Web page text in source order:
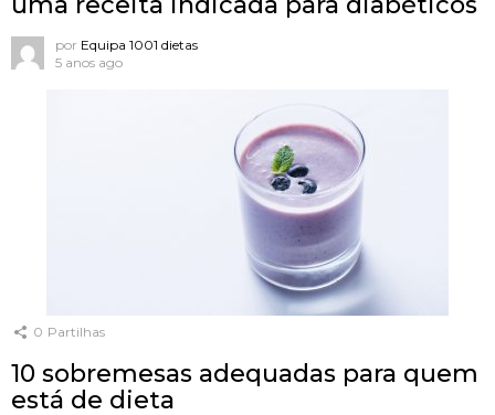
por Equipa 1001 dietas
5 anos ago
0 Partilhas
10 sobremesas adequadas para quem
está de dieta